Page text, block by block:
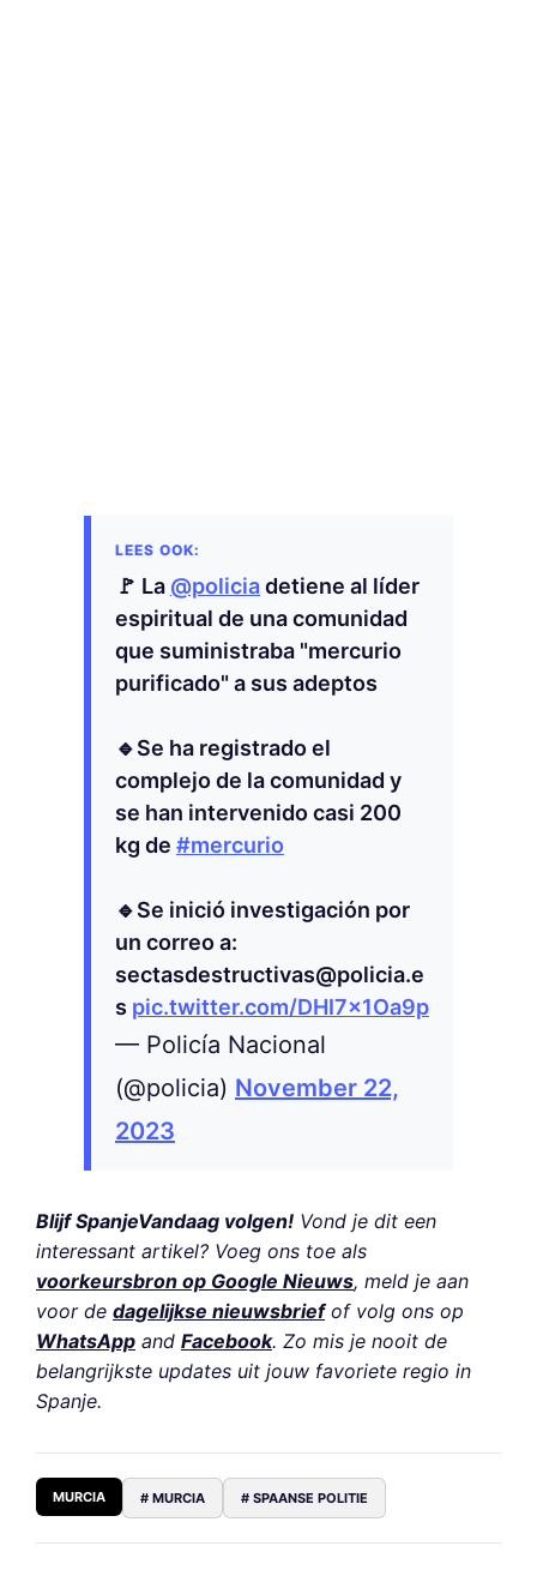
🚩 La @policiadetiene al líder
espiritual de una comunidad
que suministraba "mercurio
purificado" a sus adeptos
🔹Se ha registrado el
complejo de la comunidad y
se han intervenido casi 200
kg de #mercurio
🔹Se inició investigación por
un correo a:
sectasdestructivas@policia.e
s pic.twitter.com/DHI7x1Oa9p
— Policía Nacional
(@policia) November 22,
2023
Blijf SpanjeVandaag volgen! Vond je dit een
interessant artikel? Voeg ons toe als
voorkeursbron op Google Nieuws, meld je aan
voor de dagelijkse nieuwsbriefof volg ons op
WhatsApp and Facebook. Zo mis je nooit de
belangrijkste updates uit jouw favoriete regio in
Spanje.
MURCIA # MURCIA # SPAANSE POLITIE